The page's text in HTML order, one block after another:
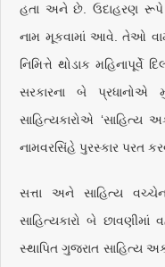
હતા અને છે. ઉદાહરણ રૂપે
નામ મૂકવામાં આવે. તેઓ
નિમિત્તે થોડાક મહિનાપૂર્વે
સરકારના બે પ્રધાનોએ
સાહિત્યકારોએ ‘સાહિત્ય
નામવરસિંહે પુરસ્કાર પરત
સત્તા અને સાહિત્ય
સાહિત્યકારો બે છાવણીમાં
સ્થાપિત ગુજરાત સાહિત્ય